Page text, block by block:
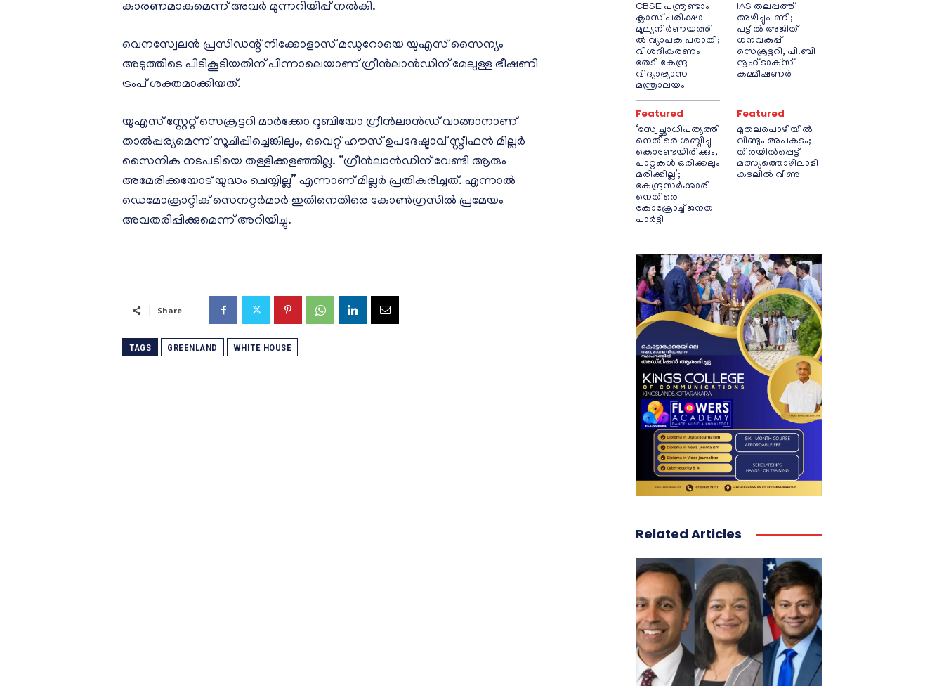
കാരണമാകുമെന്ന് അവർ മുന്നറിയിപ്പ് നൽകി.
വെനസ്വേലൻ പ്രസിഡന്റ് നിക്കോളാസ് മഡുറോയെ യുഎസ് സൈന്യം
അടുത്തിടെ പിടികൂടിയതിന് പിന്നാലെയാണ് ഗ്രീൻലാൻഡിന് മേലുള്ള ഭീഷണി
ട്രംപ് ശക്തമാക്കിയത്.
യുഎസ് സ്റ്റേറ്റ് സെക്രട്ടറി മാർക്കോ റൂബിയോ ഗ്രീൻലാൻഡ് വാങ്ങാനാണ്
താൽപ്പര്യമെന്ന് സൂചിപ്പിച്ചെങ്കിലും, വൈറ്റ് ഹൗസ് ഉപദേഷ്ടാവ് സ്റ്റീഫൻ മില്ലർ
സൈനിക നടപടിയെ തള്ളിക്കളഞ്ഞില്ല. “ഗ്രീൻലാൻഡിന് വേണ്ടി ആരും
അമേരിക്കയോട് യുദ്ധം ചെയ്യില്ല” എന്നാണ് മില്ലർ പ്രതികരിച്ചത്. എന്നാൽ
ഡെമോക്രാറ്റിക് സെനറ്റർമാർ ഇതിനെതിരെ കോൺഗ്രസിൽ പ്രമേയം
അവതരിപ്പിക്കുമെന്ന് അറിയിച്ചു.
Share
TAGS GREENLAND WHITE HOUSE
CBSE പന്ത്രണ്ടാം
ക്ലാസ് പരീക്ഷാ
മൂല്യനിർണയത്തി
ൽ വ്യാപക പരാതി;
വിശദീകരണം
തേടി കേന്ദ്ര
വിദ്യാഭ്യാസ
മന്ത്രാലയം
IAS തലപ്പത്ത്
അഴിച്ചുപണി;
പട്ടീല്‍ അജിത്
ധനവകുപ്പ്
സെക്രട്ടറി, പി.ബി
നൂഹ് ടാക്‌സ്
കമ്മീഷണര്‍
Featured
‘സ്വേച്ഛാധിപത്യത്തി
നെതിരെ ശബ്ദിച്ചു
കൊണ്ടേയിരിക്കും,
പാറ്റകൾ ഒരിക്കലും
മരിക്കില്ല’;
കേന്ദ്രസർക്കാരി
നെതിരെ
കോക്രോച്ച് ജനത
പാർട്ടി
Featured
മുതലപൊഴിയിൽ
വീണ്ടും അപകടം;
തിരയിൽപ്പെട്ട്
മത്സ്യത്തൊഴിലാളി
കടലിൽ വീണു
Related Articles